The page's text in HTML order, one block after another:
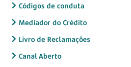
Códigos de conduta
Mediador do Crédito
Livro de Reclamações
Canal Aberto